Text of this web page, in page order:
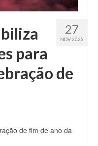
27
NOV 2023
para
de
de fim de ano da